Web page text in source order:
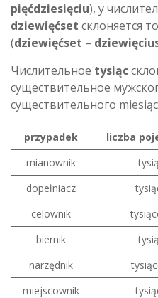
pięćdziesięciu), у
dziewięćset склоняется
(dziewięćset –
Числительное tysiąc
существительное
существительного
przypadek liczba
mianownik
dopełniacz
celownik
biernik
narzędnik
miejscownik